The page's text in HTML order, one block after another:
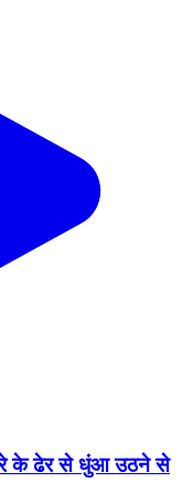
के ढेर से धुंआ उठने से